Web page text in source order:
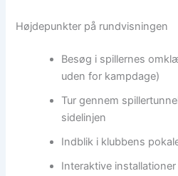
Højdepunkter på rundvisningen
Besøg i spillernes
uden for kampdage)
Tur gennem
sidelinjen
Indblik i klubbens
Interaktive